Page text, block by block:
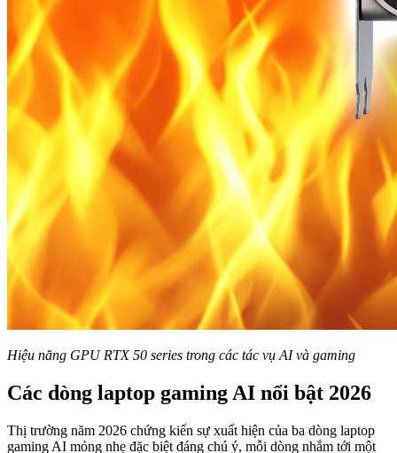
Hiệu năng GPU RTX 50 series trong các tác vụ AI và gaming
Các dòng laptop gaming AI nổi bật 2026
Thị trường năm 2026 chứng kiến sự xuất hiện của ba dòng laptop
gaming AI mỏng nhẹ đặc biệt đáng chú ý, mỗi dòng nhắm tới một